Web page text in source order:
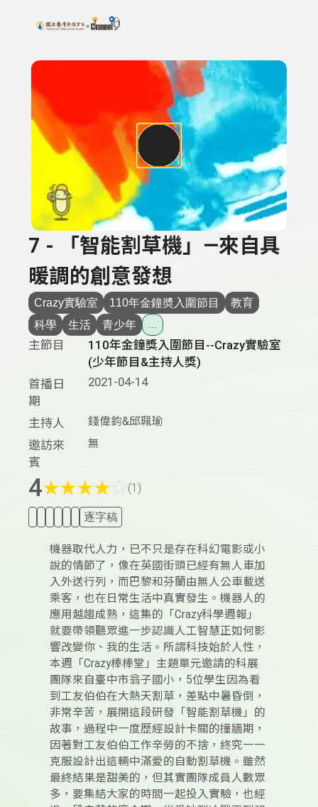
上方功能區塊
搜尋關鍵字：可輸入節目名稱、主持人或關鍵字
7 - 「智能割草機」—來自具
暖調的創意發想
Crazy實驗室 110年金鐘奬入圍節目
教育
科學
生活 青少年 ...
主節目
110年金鐘獎入圍節目--Crazy實驗室
(少年節目&主持人獎)
首播日
期
2021-04-14
主持人 錢偉鈞&邱珮瑜
邀訪來
賓
無
4★★★★ (1)
逐字稿
機器取代人力，已不只是存在科幻電影或小
說的情節了，像在英國街頭已經有無人車加
入外送行列，而巴黎和芬蘭由無人公車載送
乘客，也在日常生活中真實發生。機器人的
應用越趨成熟，這集的「Crazy科學週報」
就要帶領聽眾進一步認識人工智慧正如何影
響改變你、我的生活。所謂科技始於人性，
本週「Crazy棒棒堂」主題單元邀請的科展
團隊來自臺中市翁子國小，5位學生因為看
到工友伯伯在大熱天割草，差點中暑昏倒，
非常辛苦，展開這段研發「智能割草機」的
故事，過程中一度歷經設計卡關的撞牆期，
因著對工友伯伯工作辛勞的不捨，終究一一
克服設計出這輛中滿愛的自動割草機。雖然
最終結果是甜美的，但其實團隊成員人數眾
多，要集結大家的時間一起投入實驗，也經